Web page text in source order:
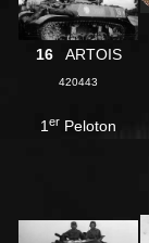
16ARTOIS
420443
1 er Peloton